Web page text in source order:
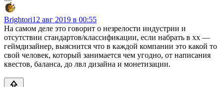
Brightori12 авг 2019 в 00:55
На самом деле это говорит о незрелости индустрии и
отсутствии стандартов/классификации, если набрать в хх —
геймдизайнер, выяснится что в каждой компании это какой то
свой человек, который занимается чем угодно, от написания
квестов, баланса, до лвл дизайна и монетизации.